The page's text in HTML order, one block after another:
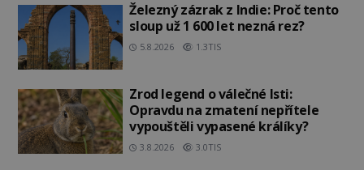
Železný zázrak z Indie: Proč tento
sloup už 1 600 let nezná rez?
5.8.2026 1.3TIS
Zrod legend o válečné lsti:
Opravdu na zmatení nepřítele
vypouštěli vypasené králíky?
3.8.2026 3.0TIS